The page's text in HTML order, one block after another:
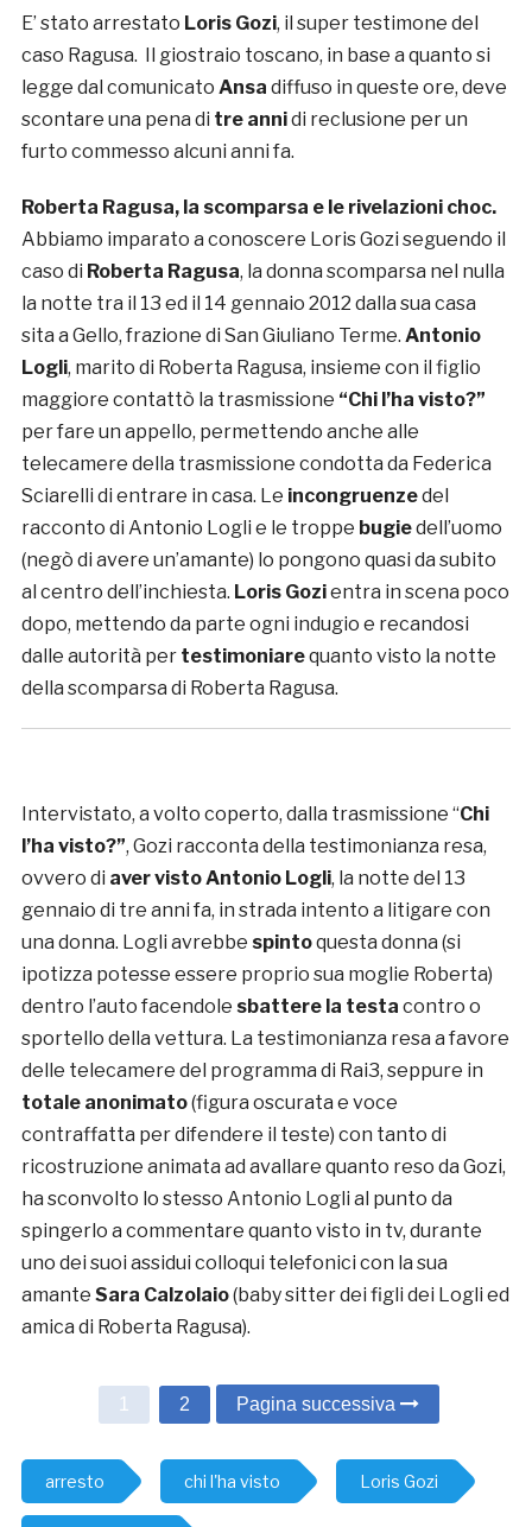
E’ stato arrestato Loris Gozi, il super testimone del
caso Ragusa. Il giostraio toscano, in base a quanto si
legge dal comunicato Ansa diffuso in queste ore, deve
scontare una pena di tre annidi reclusione per un
furto commesso alcuni anni fa.
Roberta Ragusa, la scomparsa e le rivelazioni choc.
Abbiamo imparato a conoscere Loris Gozi seguendo il
caso di Roberta Ragusa, la donna scomparsa nel nulla
la notte tra il 13 ed il 14 gennaio 2012 dalla sua casa
sita a Gello, frazione di San Giuliano Terme. Antonio
Logli, marito di Roberta Ragusa, insieme con il figlio
maggiore contattò la trasmissione “Chi l’ha visto?”
per fare un appello, permettendo anche alle
telecamere della trasmissione condotta da Federica
Sciarelli di entrare in casa. Le incongruenzedel
racconto di Antonio Logli e le troppe bugiedell’uomo
(negò di avere un’amante) lo pongono quasi da subito
al centro dell’inchiesta. Loris Gozientra in scena poco
dopo, mettendo da parte ogni indugio e recandosi
dalle autorità pertestimoniarequanto visto la notte
della scomparsa di Roberta Ragusa.
Intervistato, a volto coperto, dalla trasmissione “Chi
l’ha visto?”, Gozi racconta della testimonianza resa,
ovvero di aver visto Antonio Logli, la notte del 13
gennaio di tre anni fa, in strada intento a litigare con
una donna. Logli avrebbe spintoquesta donna (si
ipotizza potesse essere proprio sua moglie Roberta)
dentro l’auto facendole sbattere la testa contro o
sportello della vettura. La testimonianza resa a favore
delle telecamere del programma di Rai3, seppure in
totale anonimato(figura oscurata e voce
contraffatta per difendere il teste) con tanto di
ricostruzione animata ad avallare quanto reso da Gozi,
ha sconvolto lo stesso Antonio Logli al punto da
spingerlo a commentare quanto visto in tv, durante
uno dei suoi assidui colloqui telefonici con la sua
amante Sara Calzolaio(baby sitter dei figli dei Logli ed
amica di Roberta Ragusa).
1 2 Pagina successiva
arresto chi l'ha visto Loris Gozi